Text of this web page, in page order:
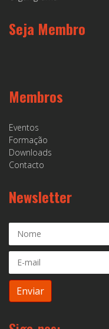
Seja Membro
Membros
Eventos
Formação
Downloads
Contacto
Newsletter